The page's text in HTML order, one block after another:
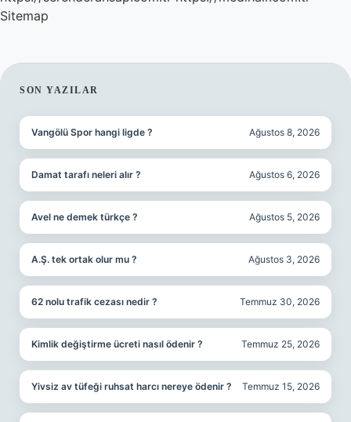
Sitemap
SIDEBAR
SON YAZILAR
Vangölü Spor hangi ligde ? Ağustos 8, 2026
Damat tarafı neleri alır ? Ağustos 6, 2026
Avel ne demek türkçe ? Ağustos 5, 2026
A.Ş. tek ortak olur mu ? Ağustos 3, 2026
62 nolu trafik cezası nedir ? Temmuz 30, 2026
Kimlik değiştirme ücreti nasıl ödenir ? Temmuz 25, 2026
Yivsiz av tüfeği ruhsat harcı nereye ödenir ? Temmuz 15, 2026